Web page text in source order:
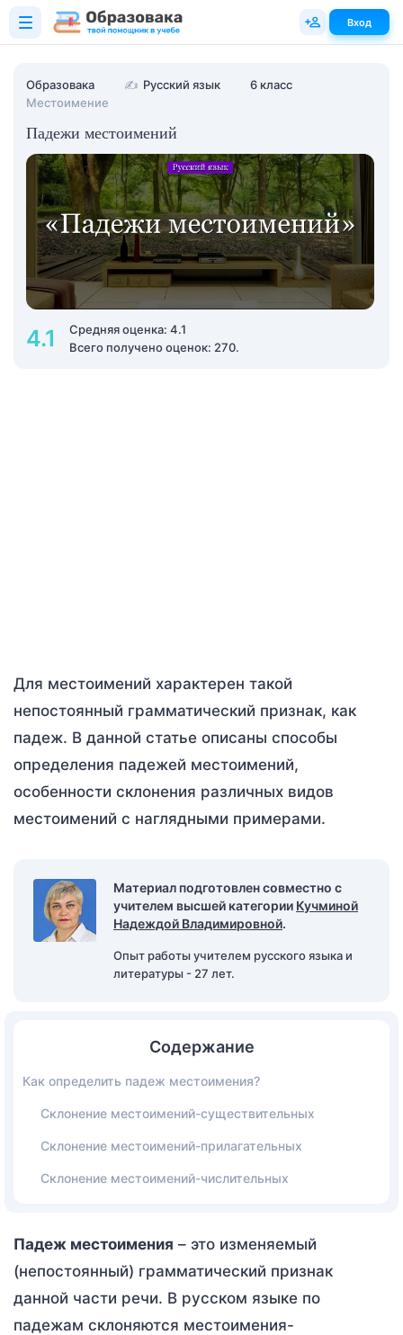
Образовака ✍ Русский язык
6 класс
Местоимение
Падежи местоимений
4.1
Средняя оценка: 4.1
Всего получено оценок: 270.
Для местоимений характерен такой
непостоянный грамматический признак, как
падеж. В данной статье описаны способы
определения падежей местоимений,
особенности склонения различных видов
местоимений с наглядными примерами.
Материал подготовлен совместно с
учителем высшей категории Кучминой
Надеждой Владимировной.
Опыт работы учителем русского языка и
литературы - 27 лет.
Содержание
Как определить падеж местоимения?
Склонение местоимений-существительных
Склонение местоимений-прилагательных
Склонение местоимений-числительных
Падеж местоимения – это изменяемый
(непостоянный) грамматический признак
данной части речи. В русском языке по
падежам склоняются местоимения-
Вход